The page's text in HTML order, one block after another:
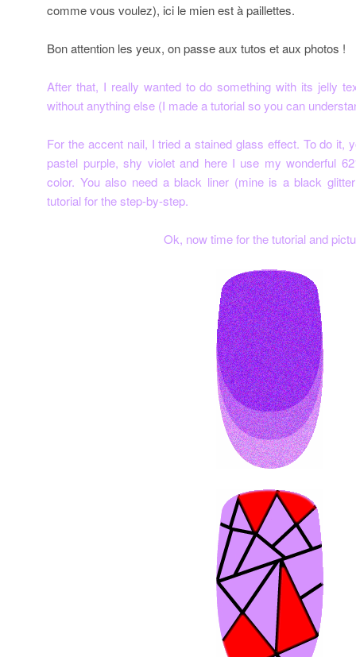
comme vous voulez), ici le mien est à paillettes.
Bon attention les yeux, on passe aux tutos et aux photos !
After that, I really wanted to do something with its jelly
without anything else (I made a tutorial so you can
For the accent nail, I tried a stained glass effect. To do it,
pastel purple, shy violet and here I use my wonderful
color. You also need a black liner (mine is a black
tutorial for the step-by-step.
Ok, now time for the tutorial and